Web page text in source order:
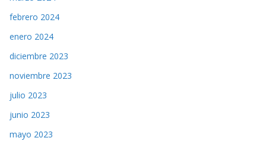
febrero 2024
enero 2024
diciembre 2023
noviembre 2023
julio 2023
junio 2023
mayo 2023